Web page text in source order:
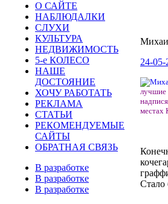
О САЙТЕ
НАБЛЮДАЛКИ
СЛУХИ
КУЛЬТУРА
НЕДВИЖИМОСТЬ
5-е КОЛЕСО
НАШЕ
ДОСТОЯНИЕ
ХОЧУ РАБОТАТЬ
РЕКЛАМА
СТАТЬИ
РЕКОМЕНДУЕМЫЕ
САЙТЫ
ОБРАТНАЯ СВЯЗЬ
В разработке
В разработке
В разработке
24-05-
лучшие
местах
Стало